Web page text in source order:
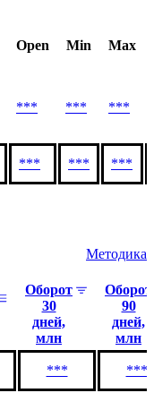
Open Min Max
*** *** ***
*** *** ***
Методика
Оборот
30
дней,
млн
Оборот
90
дней,
млн
***
***